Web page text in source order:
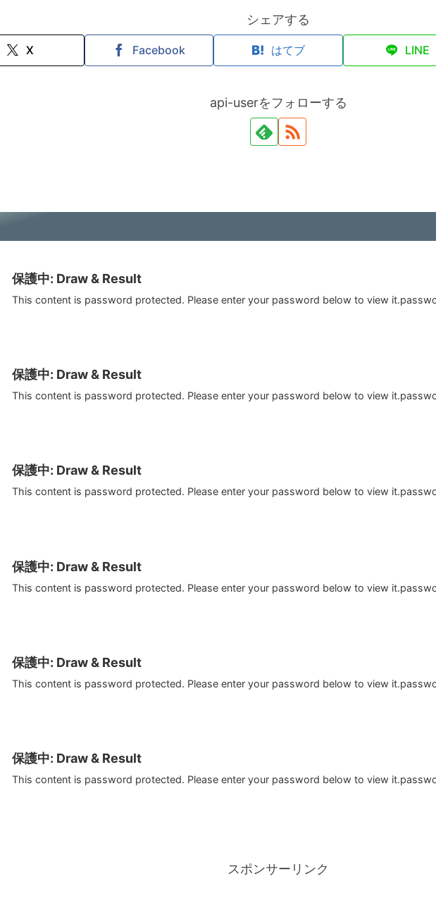
シェアする
X Facebook はてブ LINE
api-userをフォローする
保護中: Draw & Result
This content is password protected. Please enter your password below to view
保護中: Draw & Result
This content is password protected. Please enter your password below to view
保護中: Draw & Result
This content is password protected. Please enter your password below to view
保護中: Draw & Result
This content is password protected. Please enter your password below to view
保護中: Draw & Result
This content is password protected. Please enter your password below to view
保護中: Draw & Result
This content is password protected. Please enter your password below to view
スポンサーリンク